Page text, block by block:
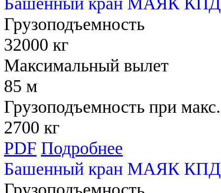
Грузоподъемность
32000 кг
Максимальный вылет
85 м
Грузоподъемность при
2700 кг
PDF Подробнее
Башенный кран МАЯК КПД